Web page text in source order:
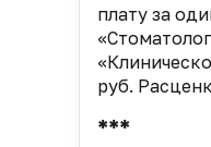
плату за
руб.
***